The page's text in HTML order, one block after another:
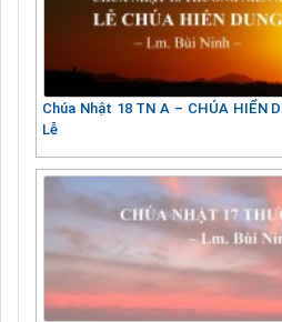
Chúa Nhật 18 TN A – CHÚA HIỂN
Lễ